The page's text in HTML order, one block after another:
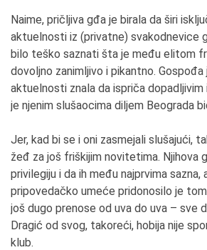
Naime, pričljiva gđa je birala da širi
aktuelnosti iz (privatne) svakodnevice
bilo teško saznati šta je među elitom
dovoljno zanimljivo i pikantno. Gospođa
aktuelnosti znala da ispriča
je njenim slušaocima diljem Beograda
Jer, kad bi se i oni zasmejali slušajući,
žeđ za još friškijim novitetima. Njihova
privilegiju i da ih među najprvima sazna,
pripovedačko umeće pridonosilo je
još dugo prenose od uva do uva – sve
Dragić od svog, takoreći, hobija nije
klub.